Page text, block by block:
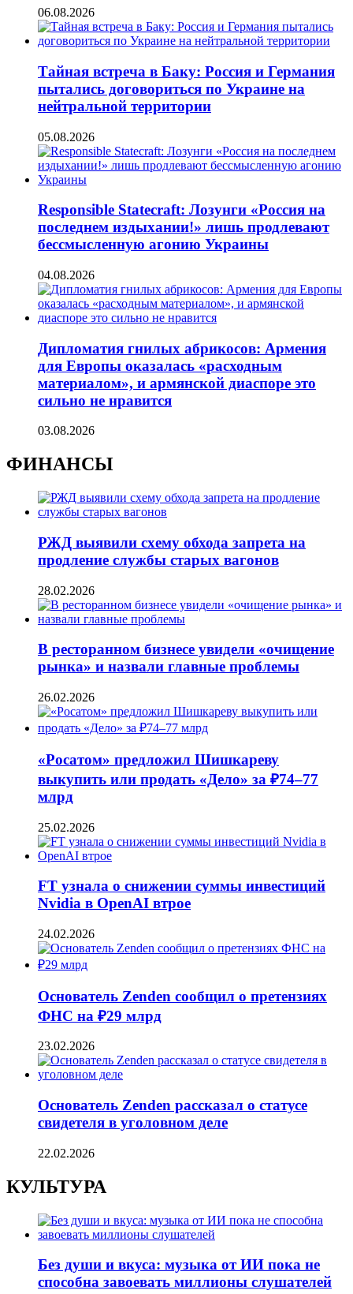
06.08.2026
Тайная встреча в Баку: Россия и Германия
пытались договориться по Украине на
нейтральной территории
05.08.2026
Responsible Statecraft: Лозунги «Россия на
последнем издыхании!» лишь продлевают
бессмысленную агонию Украины
04.08.2026
Дипломатия гнилых абрикосов: Армения
для Европы оказалась «расходным
материалом», и армянской диаспоре это
сильно не нравится
03.08.2026
ФИНАНСЫ
РЖД выявили схему обхода запрета на
продление службы старых вагонов
28.02.2026
В ресторанном бизнесе увидели «очищение
рынка» и назвали главные проблемы
26.02.2026
«Росатом» предложил Шишкареву
выкупить или продать «Дело» за ₽74–77
млрд
25.02.2026
FT узнала о снижении суммы инвестиций
Nvidia в OpenAI втрое
24.02.2026
Основатель Zenden сообщил о претензиях
ФНС на ₽29 млрд
23.02.2026
Основатель Zenden рассказал о статусе
свидетеля в уголовном деле
22.02.2026
КУЛЬТУРА
Без души и вкуса: музыка от ИИ пока не
способна завоевать миллионы слушателей